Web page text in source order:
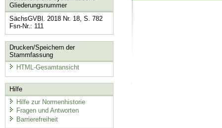
Gliederungsnummer
SächsGVBl. 2018 Nr. 18, S. 782
Fsn-Nr.: 111
Drucken/Speichern der
Stammfassung
HTML-Gesamtansicht
Hilfe
Hilfe zur Normenhistorie
Fragen und Antworten
Barrierefreiheit